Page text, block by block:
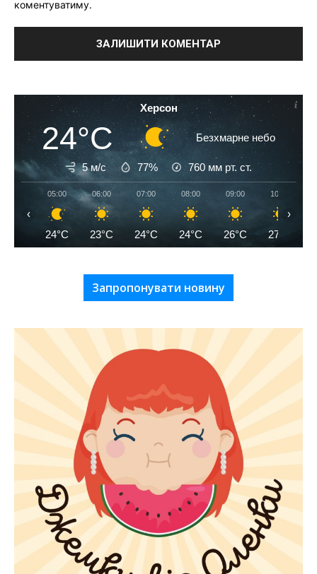
коментуватиму.
Херсон
24°C Безхмарне небо
5 м/с 77% 760 мм рт. ст.
05:00
24°C
06:00
23°C
07:00
24°C
08:00
24°C
09:00
26°C
10:00
27°C
‹ ›
Запропонувати новину